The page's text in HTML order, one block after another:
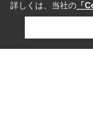
詳しくは、当社の 「